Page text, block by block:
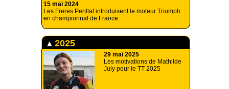
15 mai 2024
Les Freres Perillat introduisent le moteur Triumph
en championnat de France
2025
29 mai 2025
Les motivations de Mathilde
July pour le TT 2025